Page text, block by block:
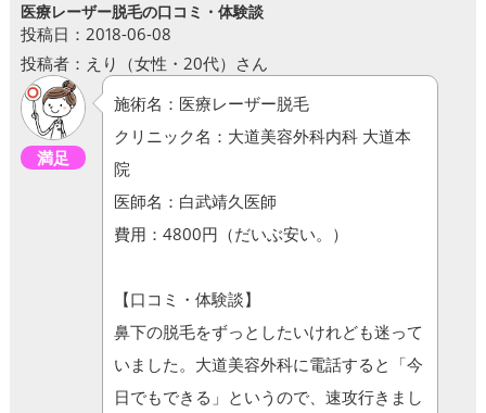
医療レーザー脱毛の口コミ・体験談
投稿日：2018-06-08
投稿者：えり（女性・20代）さん
満足
施術名：医療レーザー脱毛
クリニック名：大道美容外科内科 大道本
院
医師名：白武靖久医師
費用：4800円（だいぶ安い。）
【口コミ・体験談】
鼻下の脱毛をずっとしたいけれども迷って
いました。大道美容外科に電話すると「今
日でもできる」というので、速攻行きまし